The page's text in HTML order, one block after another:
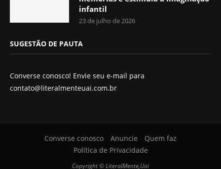
infantil
23 de julho de 2026
SUGESTÃO DE PAUTA
Converse conosco! Envie seu e-mail para
contato@literalmenteuai.com.br
Converse conosco Anuncie
Quem faz
Política de Privacidade
Copyright © LiteralMente,Uai